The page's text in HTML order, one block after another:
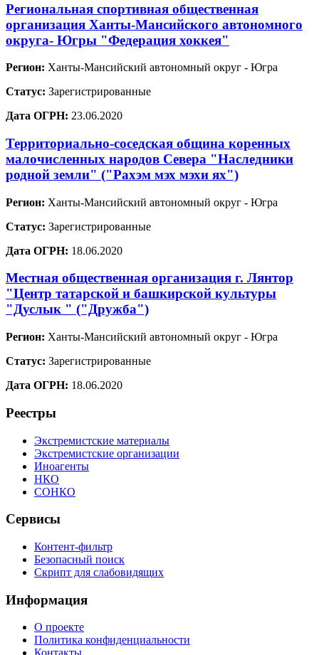
Региональная спортивная общественная
организация Ханты-Мансийского автономного
округа- Югры "Федерация хоккея"
Регион: Ханты-Мансийский автономный округ - Югра
Статус: Зарегистрированные
Дата ОГРН: 23.06.2020
Территориально-соседская община коренных
малочисленных народов Севера "Наследники
родной земли" ("Рахэм мэх мэхи ях")
Регион: Ханты-Мансийский автономный округ - Югра
Статус: Зарегистрированные
Дата ОГРН: 18.06.2020
Местная общественная организация г. Лянтор
"Центр татарской и башкирской культуры
"Дуслык " ("Дружба")
Регион: Ханты-Мансийский автономный округ - Югра
Статус: Зарегистрированные
Дата ОГРН: 18.06.2020
Реестры
Экстремистские материалы
Экстремистские организации
Иноагенты
НКО
СОНКО
Сервисы
Контент-фильтр
Безопасный поиск
Скрипт для слабовидящих
Информация
О проекте
Политика конфиденциальности